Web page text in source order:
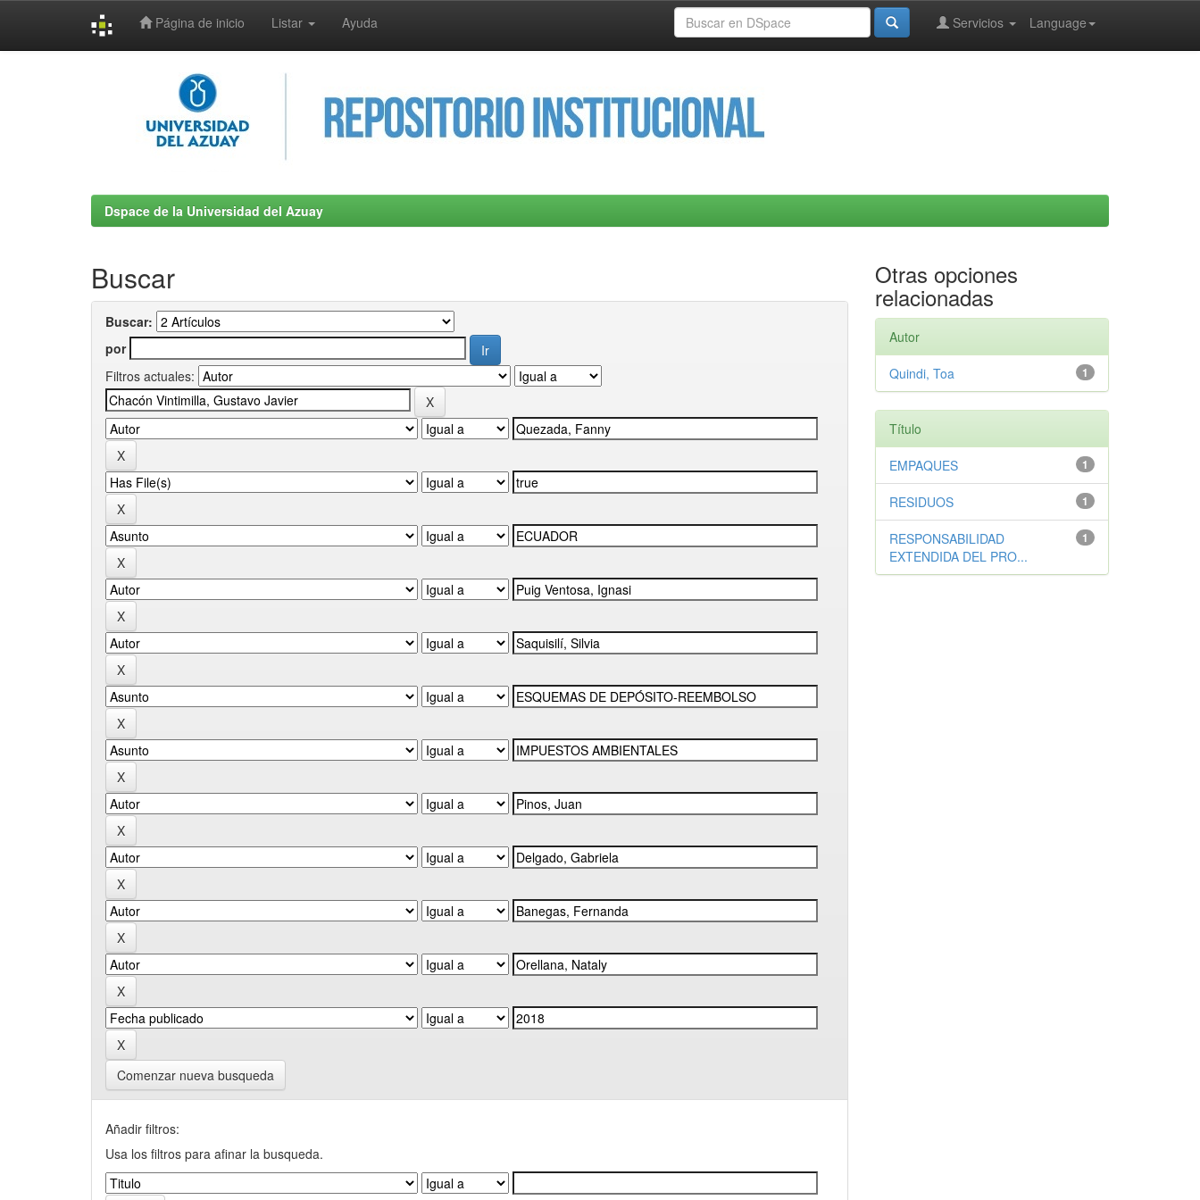
Página de inicio Listar Ayuda Language
Servicios
Dspace de la Universidad del Azuay
Buscar
Buscar:
por
Filtros actuales:
Comenzar nueva busqueda
Añadir filtros:
Usa los filtros para afinar la busqueda.
Otras opciones
relacionadas
Autor
1
Quindi, Toa
Título
1
EMPAQUES
1
RESIDUOS
1
RESPONSABILIDAD
EXTENDIDA DEL PRO...